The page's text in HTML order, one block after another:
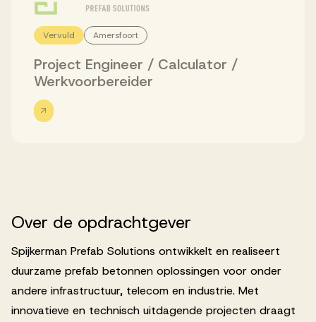
Vervuld Amersfoort
Project Engineer / Calculator /
Werkvoorbereider
Over de opdrachtgever
Spijkerman Prefab Solutions ontwikkelt en realiseert
duurzame prefab betonnen oplossingen voor onder
andere infrastructuur, telecom en industrie. Met
innovatieve en technisch uitdagende projecten draagt